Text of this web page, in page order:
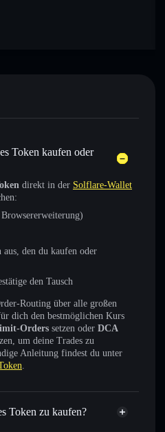
Token kaufen oder
direkt in der Solflare-Wallet
aus, den du kaufen oder
den Tausch
Routing über alle großen
dich den bestmöglichen Kurs
Orders setzen oder DCA
um deine Trades zu
Anleitung findest du unter
.
Token zu kaufen?